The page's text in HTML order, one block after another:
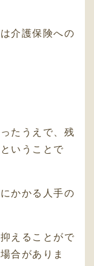
介護保険への
たうえで、残
いうことで
かかる人手の
えることがで
合がありま